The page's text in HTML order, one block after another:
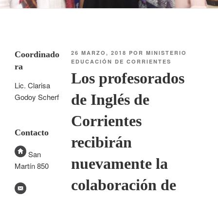
26 MARZO, 2018 PORMINISTERIO
EDUCACIÓN DE CORRIENTES
Los profesorados
de Inglés de
Corrientes
recibirán
nuevamente la
colaboración de
Coordinado
ra
Lic. Clarisa
Godoy Scherf
Contacto
San
Martín 850